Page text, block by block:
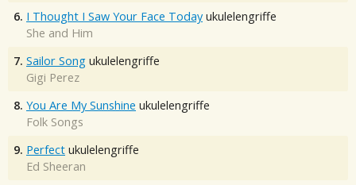
6. I Thought I Saw Your Face Today ukulelengriffe
She and Him
7. Sailor Song ukulelengriffe
Gigi Perez
8. You Are My Sunshine ukulelengriffe
Folk Songs
9. Perfect ukulelengriffe
Ed Sheeran